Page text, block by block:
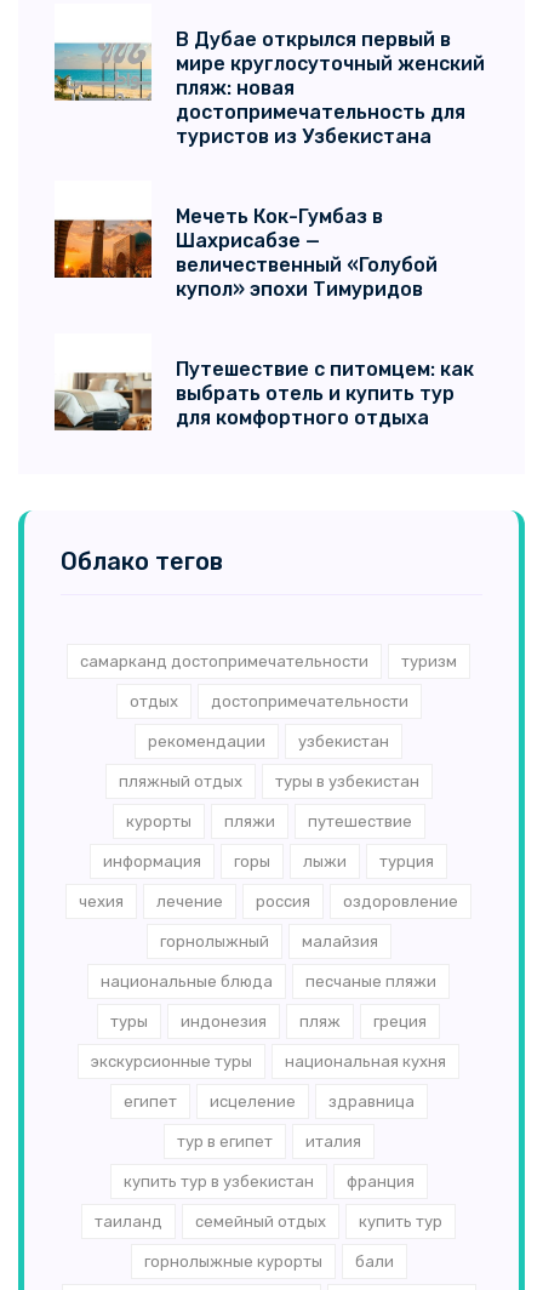
В Дубае открылся первый в
мире круглосуточный женский
пляж: новая
достопримечательность для
туристов из Узбекистана
Мечеть Кок-Гумбаз в
Шахрисабзе —
величественный «Голубой
купол» эпохи Тимуридов
Путешествие с питомцем: как
выбрать отель и купить тур
для комфортного отдыха
Облако тегов
самарканд достопримечательности туризм
отдых достопримечательности
рекомендации узбекистан
пляжный отдых туры в узбекистан
курорты пляжи путешествие
информация горы лыжи турция
чехия лечение россия оздоровление
горнолыжный малайзия
национальные блюда песчаные пляжи
туры индонезия пляж греция
экскурсионные туры национальная кухня
египет исцеление здравница
тур в египет италия
купить тур в узбекистан франция
таиланд семейный отдых купить тур
горнолыжные курорты бали